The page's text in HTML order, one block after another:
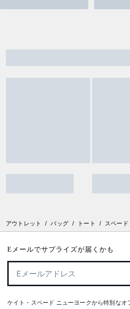
アウトレット / バッグ / トート / スペー
Eメールでサプライズが届くかも
ケイト・スペード ニューヨークから特別な